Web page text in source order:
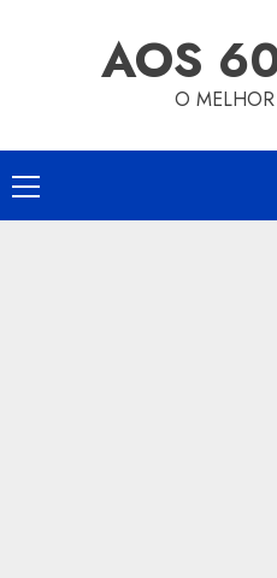
AOS
O
Primary
Menu